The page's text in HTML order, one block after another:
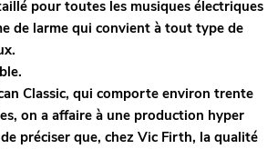
pour toutes les musiques électriques
de larme qui convient à tout type de
Classic, qui comporte environ trente
on a affaire à une production hyper
préciser que, chez Vic Firth, la qualité